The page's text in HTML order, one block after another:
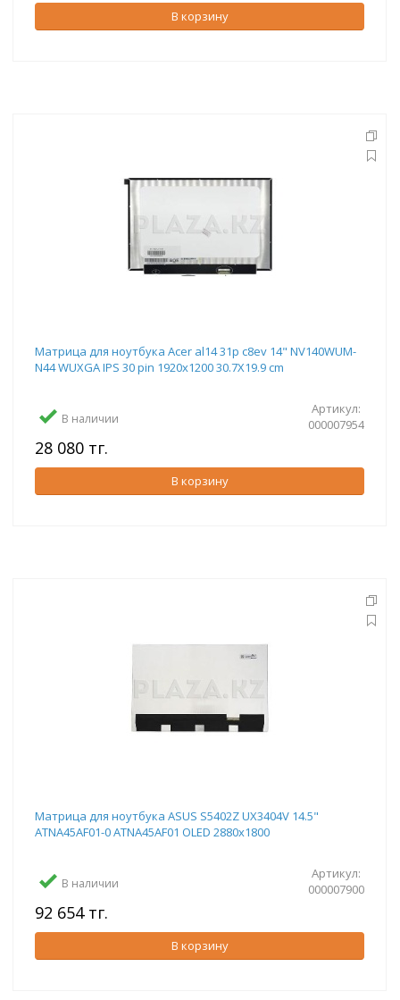
В корзину
Матрица для ноутбука Acer al14 31p c8ev 14" NV140WUM-
N44 WUXGA IPS 30 pin 1920x1200 30.7Х19.9 cm
В наличии
Артикул:
000007954
28 080 тг.
В корзину
Матрица для ноутбука ASUS S5402Z UX3404V 14.5"
ATNA45AF01-0 ATNA45AF01 OLED 2880x1800
В наличии
Артикул:
000007900
92 654 тг.
В корзину